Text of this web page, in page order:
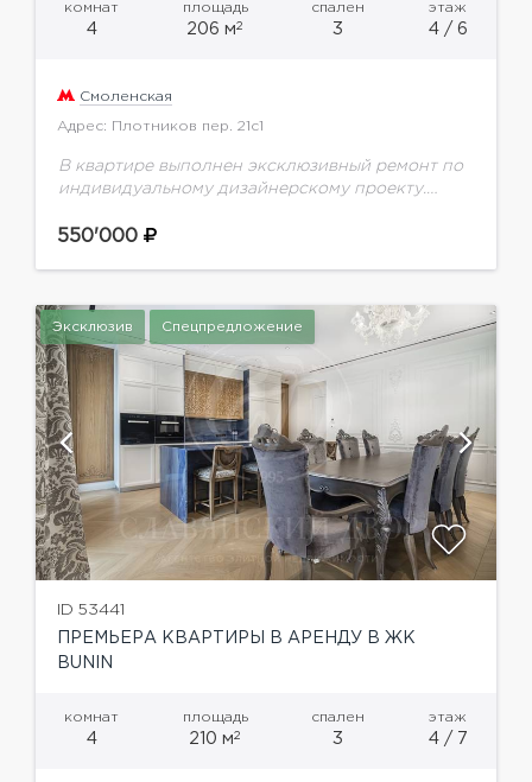
комнат
4
площадь
206 м2
спален
3
этаж
4 / 6
Смоленская
Адрес: Плотников пер. 21с1
В квартире выполнен эксклюзивный ремонт по
индивидуальному дизайнерскому проекту.
столовой зоной, кухню, основную спальню с
550'000
Эксклюзив Спецпредложение
ID 53441
ПРЕМЬЕРА КВАРТИРЫ В АРЕНДУ В ЖК
BUNIN
комнат
4
площадь
210 м2
спален
3
этаж
4 / 7